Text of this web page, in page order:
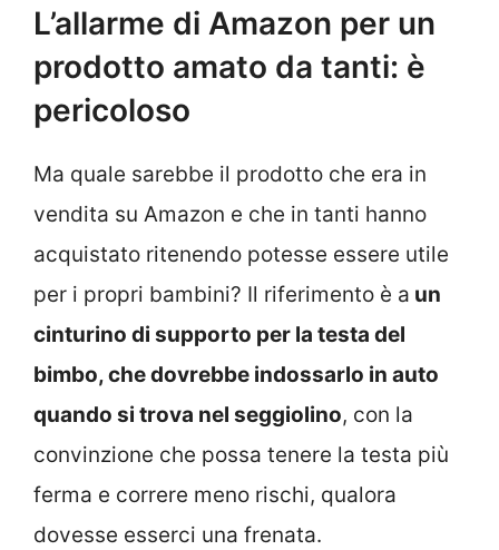
L’allarme di Amazon per un
prodotto amato da tanti: è
pericoloso
Ma quale sarebbe il prodotto che era in
vendita su Amazon e che in tanti hanno
acquistato ritenendo potesse essere utile
per i propri bambini? Il riferimento è a un
cinturino di supporto per la testa del
bimbo, che dovrebbe indossarlo in auto
quando si trova nel seggiolino, con la
convinzione che possa tenere la testa più
ferma e correre meno rischi, qualora
dovesse esserci una frenata.